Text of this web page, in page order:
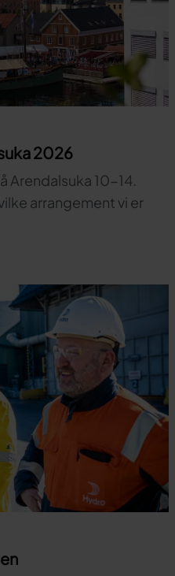
2026
Arendalsuka 10-14.
arrangement vi er